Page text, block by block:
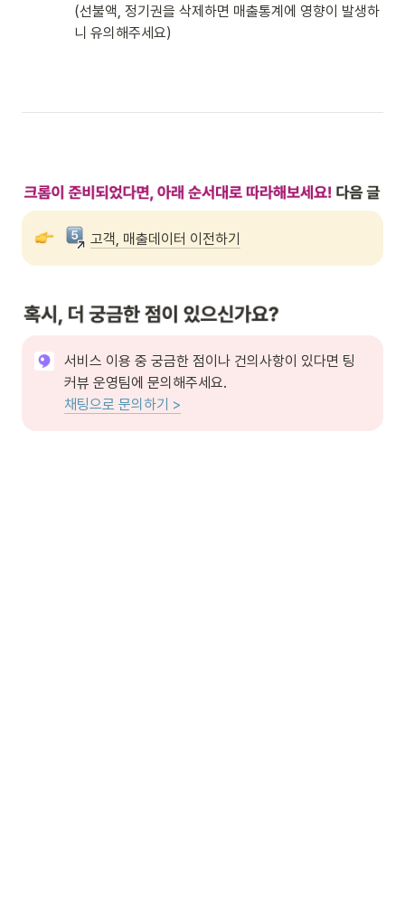
(선불액, 정기권을 삭제하면 매출통계에 영향이 발생하
니 유의해주세요)
고객, 매출데이터 이전하기
서비스 이용 중 궁금한 점이나 건의사항이 있다면 팅
채팅으로 문의하기 >